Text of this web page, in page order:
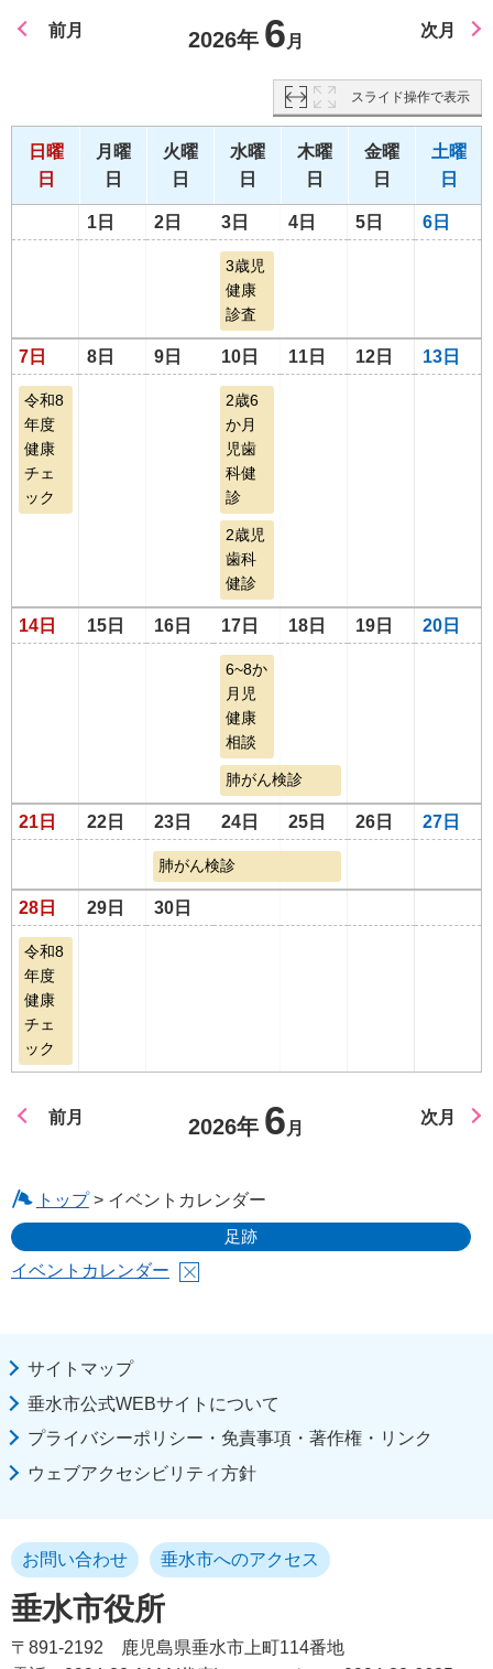
前月 2026年 6 月
次月
スライド操作で表示
日曜
日
月曜
日
火曜
日
水曜
日
木曜
日
金曜
日
土曜
日
1日 2日 3日 4日 5日 6日
3歳児
健康
診査
7日 8日 9日 10日 11日 12日 13日
令和8
年度
健康
チェ
ック
2歳6
か月
児歯
科健
診
2歳児
歯科
健診
14日 15日 16日 17日 18日 19日 20日
6~8か
月児
健康
相談
肺がん検診
21日 22日 23日 24日 25日 26日 27日
肺がん検診
28日 29日 30日
令和8
年度
健康
チェ
ック
前月 2026年 6 月
次月
トップ> イベントカレンダー
足跡
イベントカレンダー
サイトマップ
垂水市公式WEBサイトについて
プライバシーポリシー・免責事項・著作権・リンク
ウェブアクセシビリティ方針
垂水市役所
お問い合わせ 垂水市へのアクセス
〒891-2192
鹿児島県垂水市上町114番地